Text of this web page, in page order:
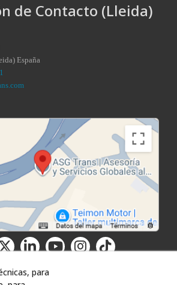
de Contacto (Lleida)
) España
para